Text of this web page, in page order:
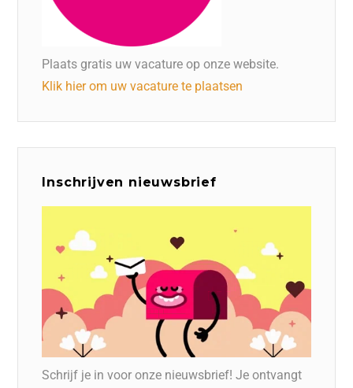
Plaats gratis uw vacature op onze website.
Klik hier om uw vacature te plaatsen
Inschrijven nieuwsbrief
Schrijf je in voor onze nieuwsbrief! Je ontvangt